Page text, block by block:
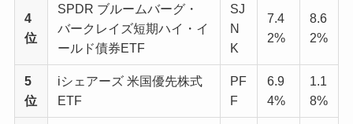
4
位
SPDR ブルームバーグ・
バークレイズ短期ハイ・イ
ールド債券ETF
SJ
N
K
7.4
2%
8.6
2%
5
位
iシェアーズ 米国優先株式
ETF
PF
F
6.9
4%
1.1
8%